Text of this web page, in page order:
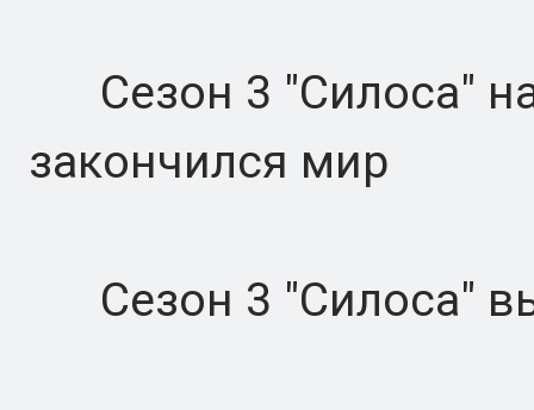
Сезон 3 "Силоса"
закончился мир
Сезон 3 "Силоса"